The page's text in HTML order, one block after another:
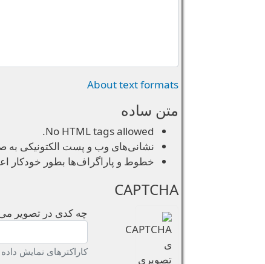
About text formats
متن ساده
No HTML tags allowed.
نشانی‌های وب و پست الکتونیکی به
خطوط و پاراگراف‌ها بطور خودکار
CAPTCHA
چه کدی در تصویر
کاراکترهای نمایش